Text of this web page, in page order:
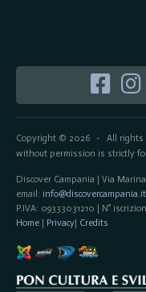
Copyright © 2026- All rights
without permission is strictly
Discover Campania | Via
email: info@discovercampania.it
P.IVA: 09333031210 | N°
Home| Privacy| Credits